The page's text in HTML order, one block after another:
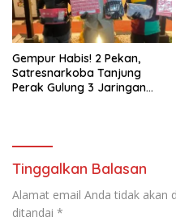
Gempur Habis! 2 Pekan,
Satresnarkoba Tanjung
Perak Gulung 3 Jaringan
Tinggalkan Balasan
Alamat email Anda tidak akan
ditandai *